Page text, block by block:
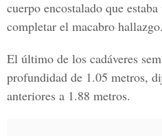
cuerpo encostalado que
completar el macabro hallazgo.
El último de los cadáveres
profundidad de 1.05 metros,
anteriores a 1.88 metros.